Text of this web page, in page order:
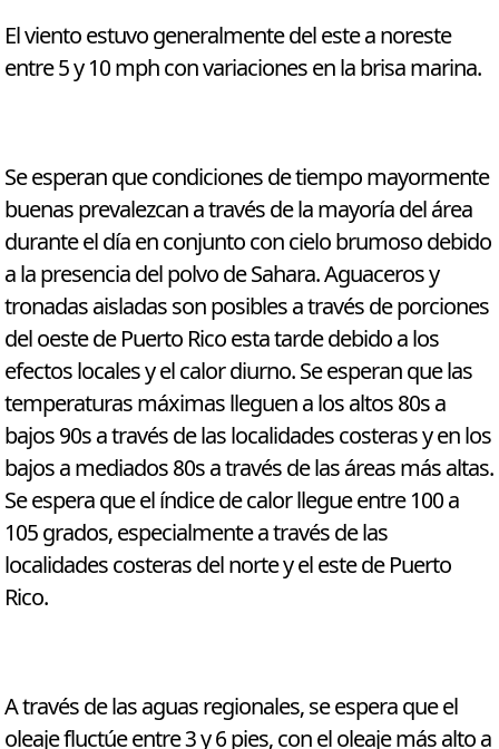
El viento estuvo generalmente del este a noreste
entre 5 y 10 mph con variaciones en la brisa marina.
Se esperan que condiciones de tiempo mayormente
buenas prevalezcan a través de la mayoría del área
durante el día en conjunto con cielo brumoso debido
a la presencia del polvo de Sahara. Aguaceros y
tronadas aisladas son posibles a través de porciones
del oeste de Puerto Rico esta tarde debido a los
efectos locales y el calor diurno. Se esperan que las
temperaturas máximas lleguen a los altos 80s a
bajos 90s a través de las localidades costeras y en los
bajos a mediados 80s a través de las áreas más altas.
Se espera que el índice de calor llegue entre 100 a
105 grados, especialmente a través de las
localidades costeras del norte y el este de Puerto
Rico.
A través de las aguas regionales, se espera que el
oleaje fluctúe entre 3 y 6 pies, con el oleaje más alto a